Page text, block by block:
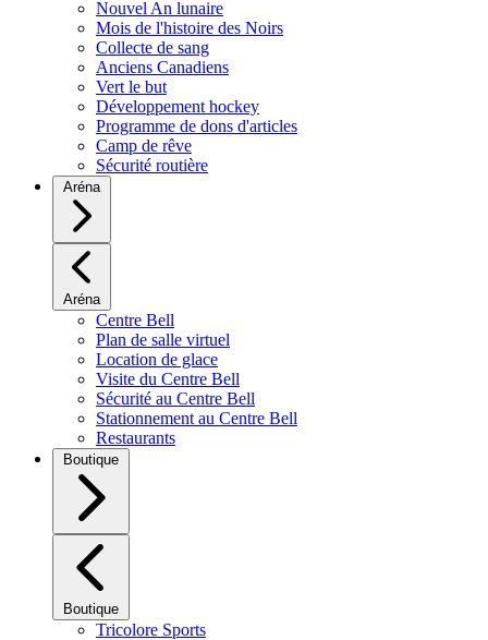
Nouvel An lunaire
Mois de l'histoire des Noirs
Collecte de sang
Anciens Canadiens
Vert le but
Développement hockey
Programme de dons d'articles
Camp de rêve
Sécurité routière
Aréna
Aréna
Centre Bell
Plan de salle virtuel
Location de glace
Visite du Centre Bell
Sécurité au Centre Bell
Stationnement au Centre Bell
Restaurants
Boutique
Boutique
Tricolore Sports